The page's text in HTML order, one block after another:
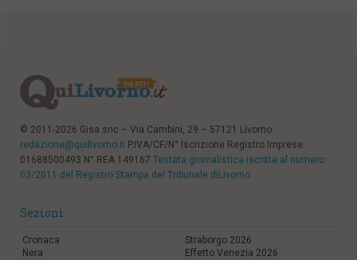
© 2011-2026 Gisa snc – Via Cambini, 29 – 57121 Livorno
redazione@quilivorno.it P.IVA/CF/N° Iscrizione Registro Imprese:
01688500493 N° REA 149167 Testata giornalistica iscritta al numero
03/2011 del Registro Stampa del Tribunale diLivorno
Sezioni
Cronaca
Nera
Straborgo 2026
Effetto Venezia 2026